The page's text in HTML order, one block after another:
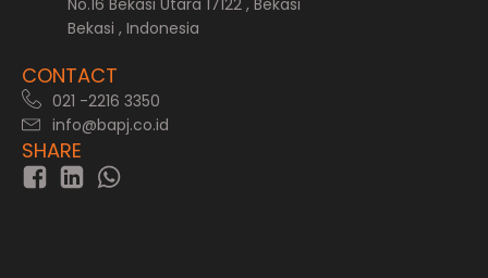
No.16 Bekasi Utara 17122 , Bekasi
Bekasi , Indonesia
CONTACT
021 -2216 3350
info@bapj.co.id
SHARE